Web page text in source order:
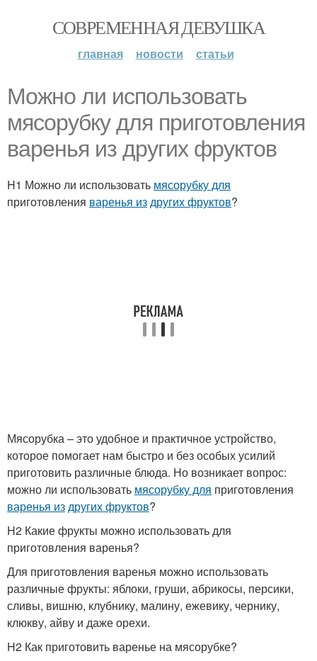
СОВРЕМЕННАЯ ДЕВУШКА
главная новости статьи
Можно ли использовать
мясорубку для приготовления
варенья из других фруктов
H1 Можно ли использовать мясорубку для
приготовления варенья издругих фруктов?
Мясорубка – это удобное и практичное устройство,
которое помогает нам быстро и без особых усилий
приготовить различные блюда. Но возникает вопрос:
можно ли использовать мясорубку для приготовления
варенья издругих фруктов?
H2 Какие фрукты можно использовать для
приготовления варенья?
Для приготовления варенья можно использовать
различные фрукты: яблоки, груши, абрикосы, персики,
сливы, вишню, клубнику, малину, ежевику, чернику,
клюкву, айву и даже орехи.
H2 Как приготовить варенье на мясорубке?